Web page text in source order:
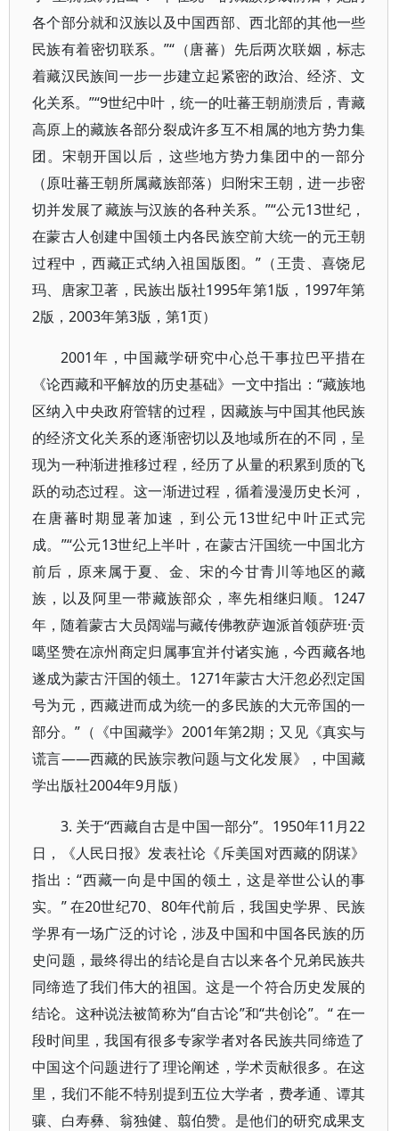
各个部分就和汉族以及中国西部、西北部的其他一些
民族有着密切联系。”“（唐蕃）先后两次联姻，标志
着藏汉民族间一步一步建立起紧密的政治、经济、文
化关系。”“9世纪中叶，统一的吐蕃王朝崩溃后，青藏
高原上的藏族各部分裂成许多互不相属的地方势力集
团。宋朝开国以后，这些地方势力集团中的一部分
（原吐蕃王朝所属藏族部落）归附宋王朝，进一步密
切并发展了藏族与汉族的各种关系。”“公元13世纪，
在蒙古人创建中国领土内各民族空前大统一的元王朝
过程中，西藏正式纳入祖国版图。”（王贵、喜饶尼
玛、唐家卫著，民族出版社1995年第1版，1997年第
2版，2003年第3版，第1页）
2001年，中国藏学研究中心总干事拉巴平措在
《论西藏和平解放的历史基础》一文中指出：“藏族地
区纳入中央政府管辖的过程，因藏族与中国其他民族
的经济文化关系的逐渐密切以及地域所在的不同，呈
现为一种渐进推移过程，经历了从量的积累到质的飞
跃的动态过程。这一渐进过程，循着漫漫历史长河，
在唐蕃时期显著加速，到公元13世纪中叶正式完
成。”“公元13世纪上半叶，在蒙古汗国统一中国北方
前后，原来属于夏、金、宋的今甘青川等地区的藏
族，以及阿里一带藏族部众，率先相继归顺。1247
年，随着蒙古大员阔端与藏传佛教萨迦派首领萨班·贡
噶坚赞在凉州商定归属事宜并付诸实施，今西藏各地
遂成为蒙古汗国的领土。1271年蒙古大汗忽必烈定国
号为元，西藏进而成为统一的多民族的大元帝国的一
部分。”（《中国藏学》2001年第2期；又见《真实与
谎言——西藏的民族宗教问题与文化发展》，中国藏
学出版社2004年9月版）
3. 关于“西藏自古是中国一部分”。1950年11月22
日，《人民日报》发表社论《斥美国对西藏的阴谋》
指出：“西藏一向是中国的领土，这是举世公认的事
实。” 在20世纪70、80年代前后，我国史学界、民族
学界有一场广泛的讨论，涉及中国和中国各民族的历
史问题，最终得出的结论是自古以来各个兄弟民族共
同缔造了我们伟大的祖国。这是一个符合历史发展的
结论。这种说法被简称为“自古论”和“共创论”。“ 在一
段时间里，我国有很多专家学者对各民族共同缔造了
中国这个问题进行了理论阐述，学术贡献很多。在这
里，我们不能不特别提到五位大学者，费孝通、谭其
骧、白寿彝、翁独健、翦伯赞。是他们的研究成果支